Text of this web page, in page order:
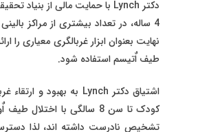
4 ساله، در تعداد بیشتری از مراکز
نهایت بعنوان ابزار غربالگری معیاری را
طیف اٌتیسم استفاده شود.
تشخیص نادرست داشته اند، لذا